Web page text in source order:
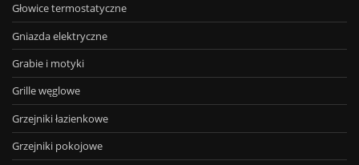
Głowice termostatyczne
Gniazda elektryczne
Grabie i motyki
Grille węglowe
Grzejniki łazienkowe
Grzejniki pokojowe